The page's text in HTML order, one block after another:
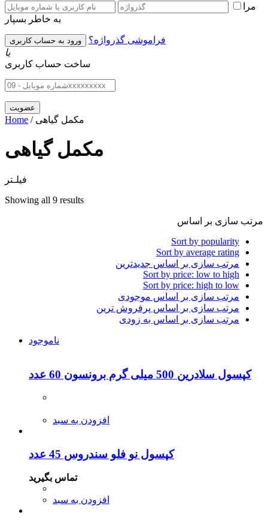
مرا
به خاطر بسپار
فراموشی گذرواژه؟
یا
ساخت حساب کاربری
Home / مکمل گیاهی
مکمل گیاهی
فیلـتر
Showing all 9 results
مرتب سازی بر اساس
Sort by popularity
Sort by average rating
مرتب سازی بر اساس جدیدترین
Sort by price: low to high
Sort by price: high to low
مرتب سازی بر اساس موجودی
مرتب سازی بر اساس پرفروش ترین
مرتب سازی بر اساس به زودی
ناموجود
کپسول سلادرین 500 میلی گرم برونسون 60 عدد
افزودن به سبد
کپسول نو فلو سندروس 45 عدد
تماس بگیرید
افزودن به سبد